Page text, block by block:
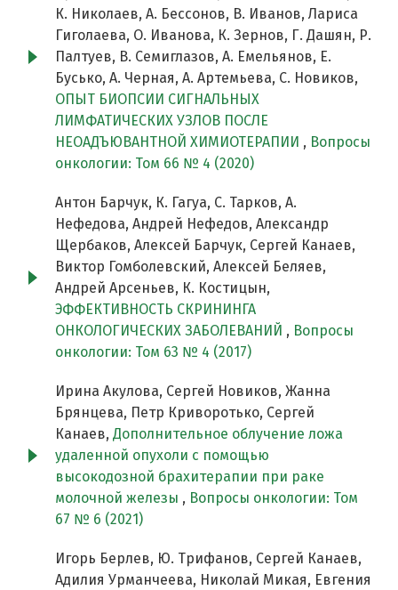
К. Николаев, А. Бессонов, В. Иванов, Лариса
Гиголаева, О. Иванова, К. Зернов, Г. Дашян, Р.
Палтуев, В. Семиглазов, А. Емельянов, Е.
Бусько, А. Черная, А. Артемьева, С. Новиков,
ОПЫТ БИОПСИИ СИГНАЛЬНЫХ
ЛИМФАТИЧЕСКИХ УЗЛОВ ПОСЛЕ
НЕОАДЪЮВАНТНОЙ ХИМИОТЕРАПИИ , Вопросы
онкологии: Том 66 № 4 (2020)
Антон Барчук, К. Гагуа, С. Тарков, А.
Нефедова, Андрей Нефедов, Александр
Щербаков, Алексей Барчук, Сергей Канаев,
Виктор Гомболевский, Алексей Беляев,
Андрей Арсеньев, К. Костицын,
ЭФФЕКТИВНОСТЬ СКРИНИНГА
ОНКОЛОГИЧЕСКИХ ЗАБОЛЕВАНИЙ , Вопросы
онкологии: Том 63 № 4 (2017)
Ирина Акулова, Сергей Новиков, Жанна
Брянцева, Петр Криворотько, Сергей
Канаев, Дополнительное облучение ложа
удаленной опухоли с помощью
высокодозной брахитерапии при раке
молочной железы , Вопросы онкологии: Том
67 № 6 (2021)
Игорь Берлев, Ю. Трифанов, Сергей Канаев,
Адилия Урманчеева, Николай Микая, Евгения